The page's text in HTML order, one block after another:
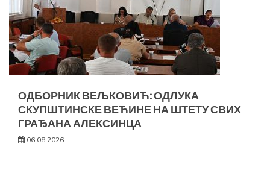
ОДБОРНИК ВЕЉКОВИЋ: ОДЛУКА
СКУПШТИНСКЕ ВЕЋИНЕ НА ШТЕТУ СВИХ
ГРАЂАНА АЛЕКСИНЦА
06.08.2026.